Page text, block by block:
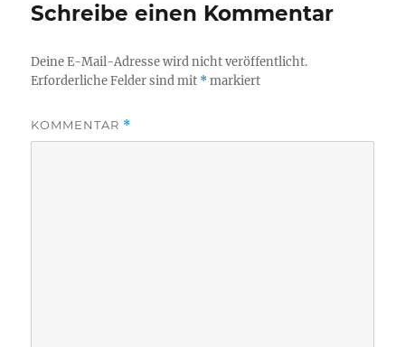
Schreibe einen Kommentar
Deine E-Mail-Adresse wird nicht veröffentlicht.
Erforderliche Felder sind mit *markiert
KOMMENTAR *